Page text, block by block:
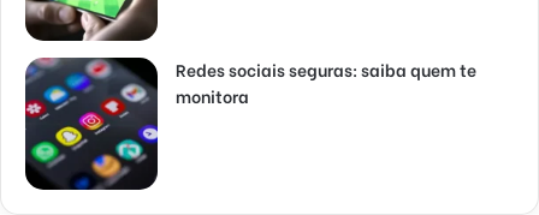
Redes sociais seguras: saiba quem te
monitora